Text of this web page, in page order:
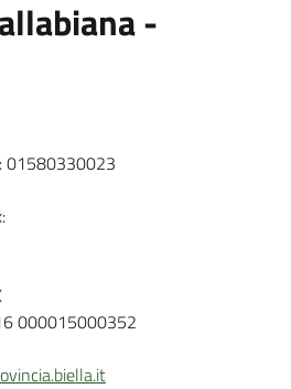
-
01580330023
000015000352